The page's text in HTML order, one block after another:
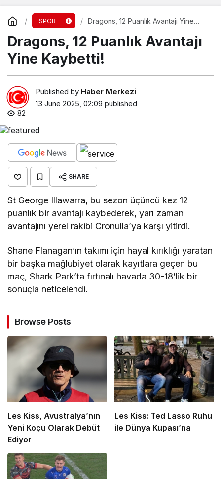
SPOR
Dragons, 12 Puanlık Avantajı Yine
Dragons, 12 Puanlık Avantajı
Yine Kaybetti!
Published by Haber Merkezi
13 June 2025, 02:09 published
82
SHARE
St George Illawarra, bu sezon üçüncü kez 12
puanlık bir avantajı kaybederek, yarı zaman
avantajını yerel rakibi Cronulla’ya karşı yitirdi.
Shane Flanagan’ın takımı için hayal kırıklığı yaratan
bir başka mağlubiyet olarak kayıtlara geçen bu
maç, Shark Park’ta fırtınalı havada 30-18’lik bir
sonuçla neticelendi.
Browse Posts
Les Kiss, Avustralya’nın
Yeni Koçu Olarak Debüt
Ediyor
Les Kiss: Ted Lasso Ruhu
ile Dünya Kupası’na